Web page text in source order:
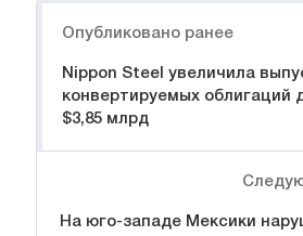
Опубликовано ранее
Nippon Steel увеличила
конвертируемых облигаций
$3,85 млрд
На юго-западе Мексики